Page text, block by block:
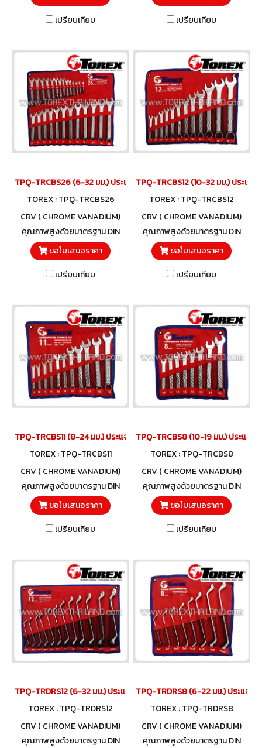
เปรียบเทียบ
เปรียบเทียบ
TPQ-TRCBS26 (6-32 มม.) ประแจแหวนข้างปากตายชุด 26 ตัว TOREX
TOREX : TPQ-TRCBS26
CRV ( CHROME VANADIUM)
คุณภาพสูงด้วยมาตรฐาน DIN
3113 และวัสดุโครมวานาเดียม
ขอใบเสนอราคา
เปรียบเทียบ
TPQ-TRCBS12 (10-32 มม.) ประแจ
TOREX : TPQ-TRCBS12
CRV ( CHROME VANADIUM)
คุณภาพสูงด้วยมาตรฐาน DIN
3113 และวัสดุโครมวานาเดียม
ขอใบเสนอราคา
เปรียบเทียบ
TPQ-TRCBS11 (8-24 มม.) ประแจแหวนข้างปากตายชุด 11 ตัว TOREX
TOREX : TPQ-TRCBS11
CRV ( CHROME VANADIUM)
คุณภาพสูงด้วยมาตรฐาน DIN
3113 และวัสดุโครมวานาเดียม
ขอใบเสนอราคา
เปรียบเทียบ
TPQ-TRCBS8 (10-19 มม.) ประแจแ
TOREX : TPQ-TRCBS8
CRV ( CHROME VANADIUM)
คุณภาพสูงด้วยมาตรฐาน DIN
3113 และวัสดุโครมวานาเดียม
ขอใบเสนอราคา
เปรียบเทียบ
TPQ-TRDRS12 (6-32 มม.) ประแจแหวนชุด 12 ตัว TOREX
TOREX : TPQ-TRDRS12
CRV ( CHROME VANADIUM)
คุณภาพสูงด้วยมาตรฐาน DIN
TPQ-TRDRS8 (6-22 มม.) ประแจแห
TOREX : TPQ-TRDRS8
CRV ( CHROME VANADIUM)
คุณภาพสูงด้วยมาตรฐาน DIN